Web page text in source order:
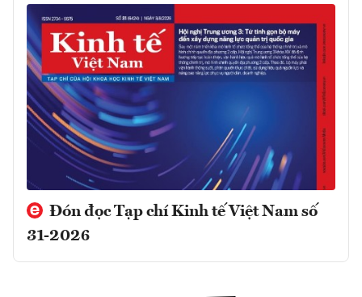
Đón đọc Tạp chí Kinh tế Việt Nam số
31-2026